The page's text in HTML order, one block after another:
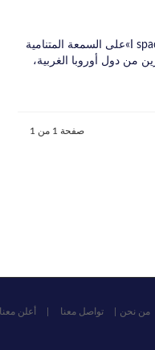
كشف صادر عن شركة الاستشارات العقارية العالمية «I space»على السمعة المتنامية
من دول أوروبا الغربية،
صفحة 1 من 1
من نحن تواصل معنا أعلن معنا